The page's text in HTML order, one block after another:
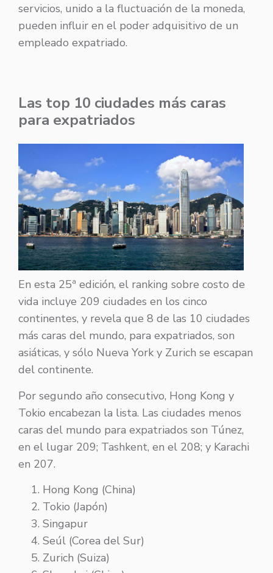
servicios, unido a la fluctuación de la moneda,
pueden influir en el poder adquisitivo de un
empleado expatriado.
Las top 10 ciudades más caras
para expatriados
En esta 25ª edición, el ranking sobre costo de
vida incluye 209 ciudades en los cinco
continentes, y revela que 8 de las 10 ciudades
más caras del mundo, para expatriados, son
asiáticas, y sólo Nueva York y Zurich se escapan
del continente.
Por segundo año consecutivo, Hong Kong y
Tokio encabezan la lista. Las ciudades menos
caras del mundo para expatriados son Túnez,
en el lugar 209; Tashkent, en el 208; y Karachi
en 207.
Hong Kong (China)
Tokio (Japón)
Singapur
Seúl (Corea del Sur)
Zurich (Suiza)